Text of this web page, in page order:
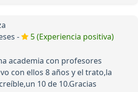
-
5 (Experiencia positiva)
academia con profesores
con ellos 8 años y el trato,la
10 de 10.Gracias